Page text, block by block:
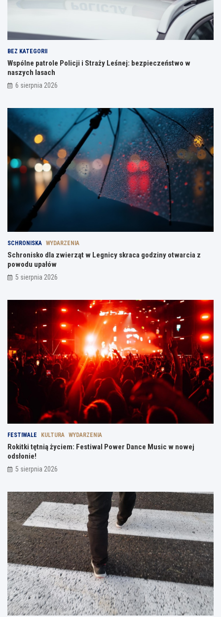
BEZ KATEGORII
Wspólne patrole Policji i Straży Leśnej: bezpieczeństwo w
naszych lasach
6 sierpnia 2026
SCHRONISKA WYDARZENIA
Schronisko dla zwierząt w Legnicy skraca godziny otwarcia z
powodu upałów
5 sierpnia 2026
FESTIWALE KULTURA WYDARZENIA
Rokitki tętnią życiem: Festiwal Power Dance Music w nowej
odsłonie!
5 sierpnia 2026